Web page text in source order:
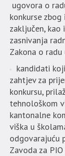
ugovora o
konkurse
zaključen,
zasnivanja
Zakona o
kandidati
zahtjev za
konkursu,
tehnološkom
kantonalne
viška u
odgovarajuću
Zavoda za PIO